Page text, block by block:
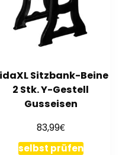
Sitzbank-Beine
2 Stk. Y-Gestell
Gusseisen
83,99€
selbst prüfen